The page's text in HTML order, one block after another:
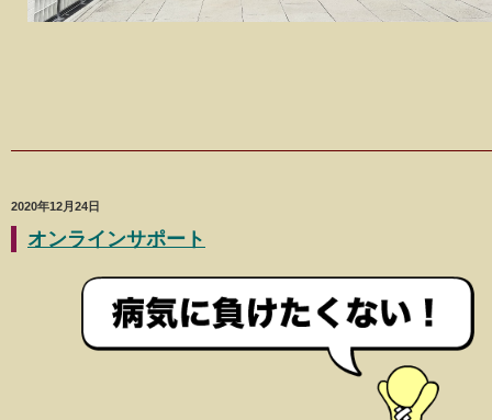
2020年12月24日
オンラインサポート